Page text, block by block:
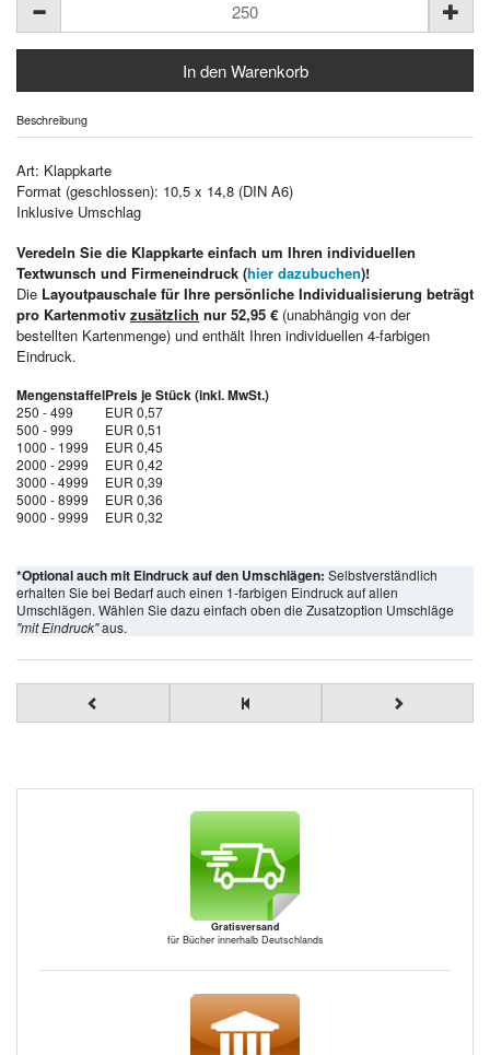
Beschreibung
Art: Klappkarte
Format (geschlossen): 10,5 x 14,8 (DIN A6)
Inklusive Umschlag
Veredeln Sie die Klappkarte einfach um Ihren individuellen
Textwunsch und Firmeneindruck (hier dazubuchen)!
Die Layoutpauschale für Ihre persönliche Individualisierung beträgt
pro Kartenmotiv zusätzlich nur 52,95 € (unabhängig von der
bestellten Kartenmenge) und enthält Ihren individuellen 4-farbigen
Eindruck.
MengenstaffelPreis je Stück (inkl. MwSt.)
250 - 499
EUR 0,57
500 - 999
EUR 0,51
1000 - 1999
EUR 0,45
2000 - 2999
EUR 0,42
3000 - 4999
EUR 0,39
5000 - 8999
EUR 0,36
9000 - 9999
EUR 0,32
*Optional auch mit Eindruck auf den Umschlägen: Selbstverständlich
erhalten Sie bei Bedarf auch einen 1-farbigen Eindruck auf allen
Umschlägen. Wählen Sie dazu einfach oben die Zusatzoption Umschläge
"mit Eindruck"aus.
Gratisversand
für Bücher innerhalb Deutschlands